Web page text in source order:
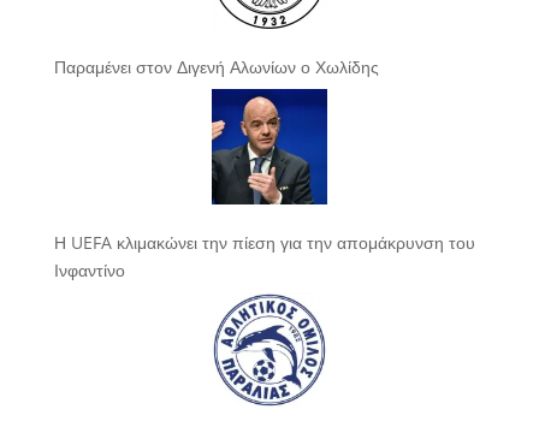
Παραμένει στον Διγενή Αλωνίων ο Χωλίδης
Η UEFA κλιμακώνει την πίεση για την απομάκρυνση του
Ινφαντίνο